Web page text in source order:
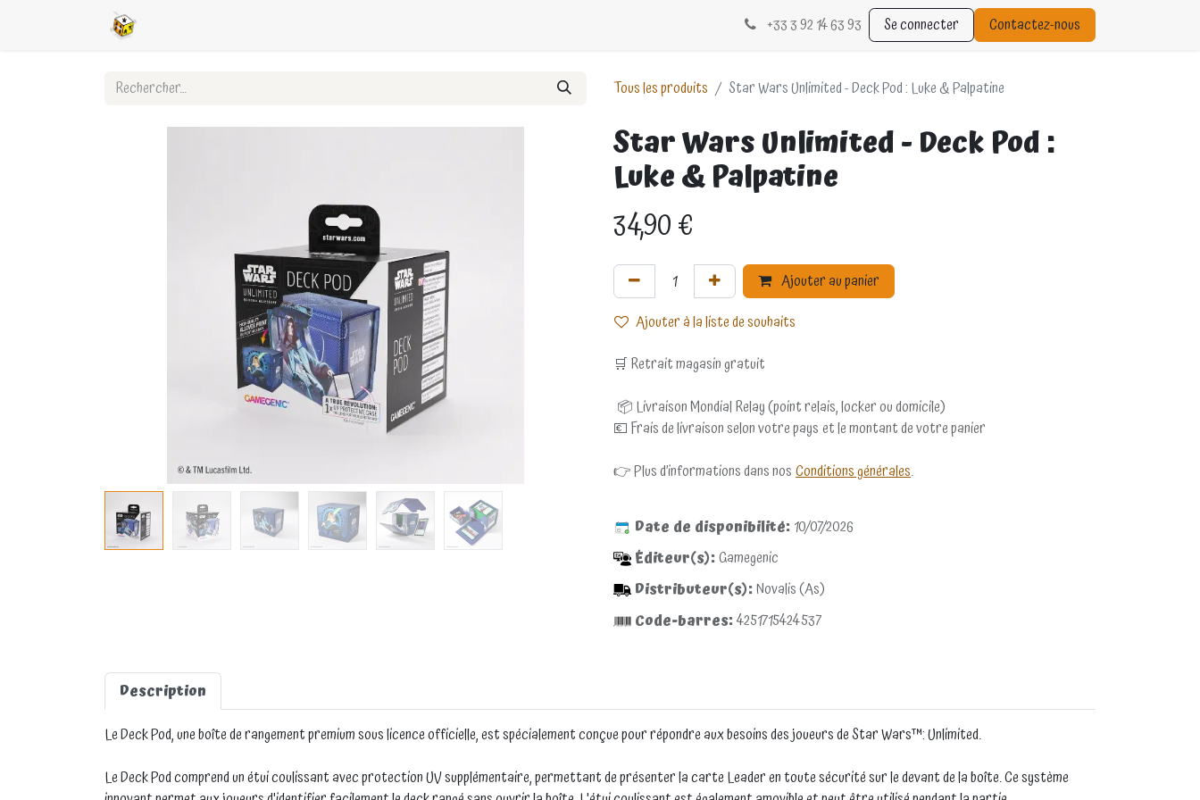
+33 3 92 14 63 93 Se connecter Contactez-nous
Tous les produits Star Wars Unlimited - Deck Pod : Luke & Palpatine
Star Wars Unlimited - Deck Pod :
Luke & Palpatine
34,90€
Ajouter au panier
Ajouter à la liste de souhaits
🛒 Retrait magasin gratuit
📦 Livraison Mondial Relay (point relais, locker ou domicile)
💶 Frais de livraison selon votre pays et le montant de votre panier
👉 Plus d’informations dans nosConditions générales.
Date de disponibilité:10/07/2026
Éditeur(s):Gamegenic
Distributeur(s):Novalis (As)
Code-barres:4251715424537
Description
Le Deck Pod, une boîte de rangement premium sous licence officielle, est spécialement conçue pour répondre aux besoins des joueurs de Star Wars™: Unlimited.
Le Deck Pod comprend un étui coulissant avec protection UV supplémentaire, permettant de présenter la carte Leader en toute sécurité sur le devant de la boîte. Ce système